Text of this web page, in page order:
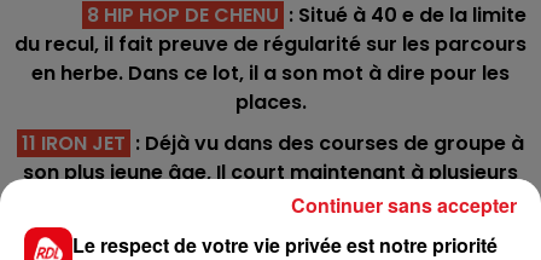
8 HIP HOP DE CHENU : Situé à 40 e de la limite
du recul, il fait preuve de régularité sur les parcours
en herbe. Dans ce lot, il a son mot à dire pour les
places.
11 IRON JET : Déjà vu dans des courses de groupe à
son plus jeune âge, Il court maintenant à plusieurs
étages inférieurs. Sur certaines lignes, il est difficile
d'aller contre lui.
Le respect de votre vie privée est notre priorité
Continuer sans accepter